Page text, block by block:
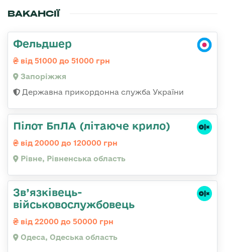
ВАКАНСІЇ
Фельдшер
від 51000 до 51000 грн
Запоріжжя
Державна прикордонна служба України
Пілот БпЛА (літаюче крило)
від 20000 до 120000 грн
Рівне, Рівненська область
Зв’язківець-
військовослужбовець
від 22000 до 50000 грн
Одеса, Одеська область